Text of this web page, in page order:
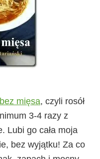
mięsa, czyli rosół
3-4 razy z
Lubi go cała moja
bez wyjątku! Za co